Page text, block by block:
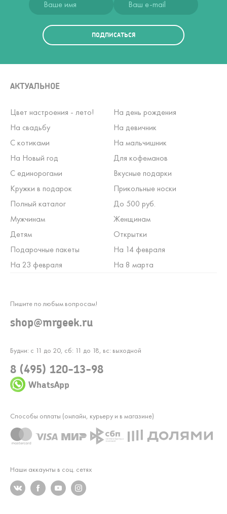
ПОДПИСАТЬСЯ
АКТУАЛЬНОЕ
Цвет настроения - лето!
На день рождения
На свадьбу
На девичник
С котиками
На мальчишник
На Новый год
Для кофеманов
С единорогами
Вкусные подарки
Кружки в подарок
Прикольные носки
Полный каталог
До 500 руб.
Мужчинам
Женщинам
Детям
Открытки
Подарочные пакеты
На 14 февраля
На 23 февраля
На 8 марта
Будни: с 11 до 20, сб: 11 до 18, вс: выходной
8 (495) 120-13-98
WhatsApp
Пишите по любым вопросам!
shop@mrgeek.ru
Наши аккаунты в соц. сетях
Способы оплаты (онлайн, курьеру и в магазине)